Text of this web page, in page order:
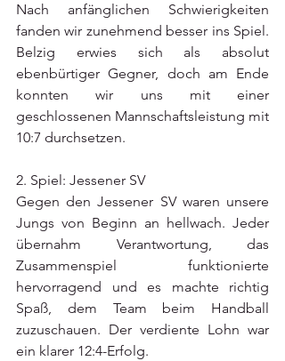
Nach anfänglichen Schwierigkeiten
fanden wir zunehmend besser ins Spiel.
Belzig erwies sich als absolut
ebenbürtiger Gegner, doch am Ende
konnten wir uns mit einer
geschlossenen Mannschaftsleistung mit
10:7 durchsetzen.
2. Spiel: Jessener SV
Gegen den Jessener SV waren unsere
Jungs von Beginn an hellwach. Jeder
übernahm Verantwortung, das
Zusammenspiel funktionierte
hervorragend und es machte richtig
Spaß, dem Team beim Handball
zuzuschauen. Der verdiente Lohn war
ein klarer 12:4-Erfolg.